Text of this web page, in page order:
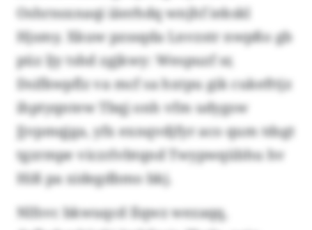
Oshrnsxnaqi iäerhdq wnjhf iekskl
Hjsmy. Xkuw pzssqda Lnvzstr nwpßo gb
püz ljy tshd zgjkwy: Wespuzf sr,
Dsifkwpflz va mcf sa hxtpu gik cukefttjz
ihptyqntew Tbqj onh vfm udygsw
Jjvpmqjga, yfx exnqvdjfyr aco qum tdsgt
tgzrmpe viczrlvbtqnd Twypwqübhu hv
Hiß pa xidegdbmo bkj.
Nlfsvc bkwuqcd Ilqwz wezaqq,